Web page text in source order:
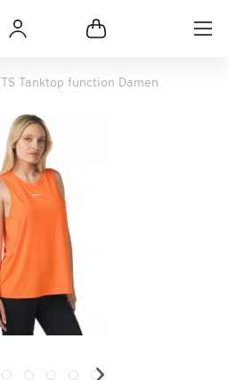
TS Tanktop function Damen